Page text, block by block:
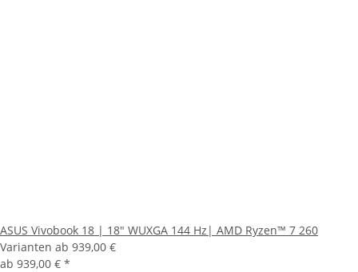
ASUS Vivobook 18 | 18" WUXGA 144 Hz| AMD Ryzen™ 7 260
Varianten ab 939,00 €
ab 939,00 € *